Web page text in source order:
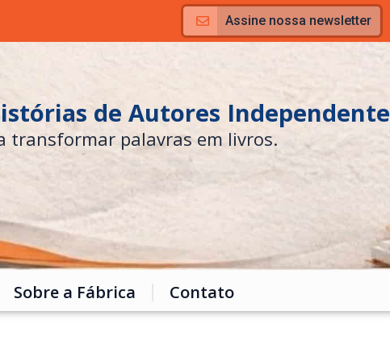
Assine nossa newsletter
de Autores Independente
transformar palavras em livros.
Sobre a Fábrica Contato